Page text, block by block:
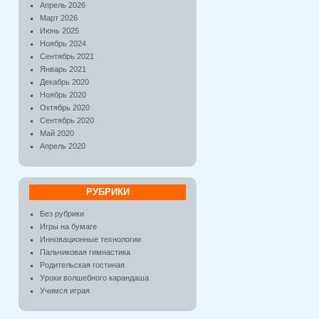
Апрель 2026
Март 2026
Июнь 2025
Ноябрь 2024
Сентябрь 2021
Январь 2021
Декабрь 2020
Ноябрь 2020
Октябрь 2020
Сентябрь 2020
Май 2020
Апрель 2020
РУБРИКИ
Без рубрики
Игры на бумаге
Инновационные технологии
Пальчиковая гимнастика
Родительская гостиная
Уроки волшебного карандаша
Учимся играя